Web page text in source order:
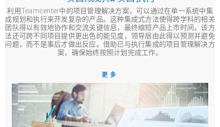
利用Teamcenter中的项目管理解决方案，可以通过在单一系统中集
成规划和执行来开发复杂的产品。这种集成式方法使得跨学科的相关
团队得以有效地协作和交流关键信息，最终缩短产品上市时间。该方
法还可跨不同项目提供更出色的能见度，领导层由此得以预测并避免
问题，而不是事后才做出反应。借助已与执行集成的项目管理解决方
案，确保始终按照计划完成工作。
更多